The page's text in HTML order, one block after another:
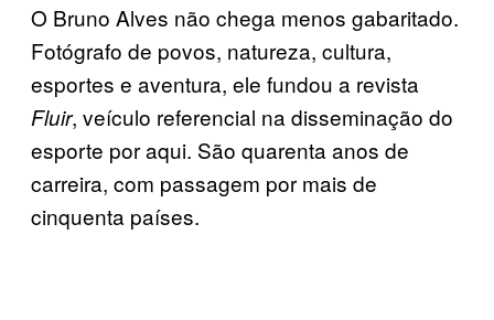
O Bruno Alves não chega menos gabaritado.
Fotógrafo de povos, natureza, cultura,
esportes e aventura, ele fundou a revista
Fluir, veículo referencial na disseminação do
esporte por aqui. São quarenta anos de
carreira, com passagem por mais de
cinquenta países.